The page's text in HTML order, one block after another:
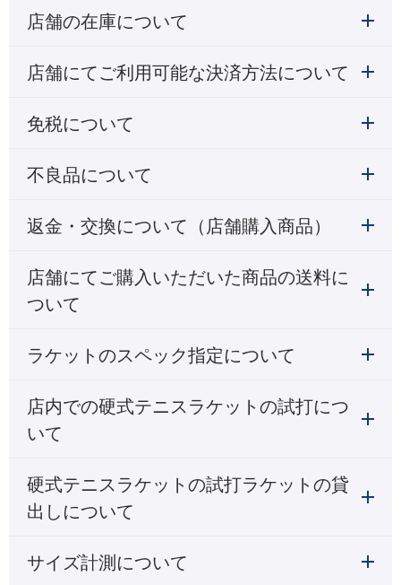
店舗の在庫について
店舗にてご利用可能な決済方法について
免税について
不良品について
返金・交換について（店舗購入商品）
店舗にてご購入いただいた商品の送料に
ついて
ラケットのスペック指定について
店内での硬式テニスラケットの試打につ
いて
硬式テニスラケットの試打ラケットの貸
出しについて
サイズ計測について